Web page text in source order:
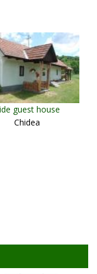
guest house
Chidea